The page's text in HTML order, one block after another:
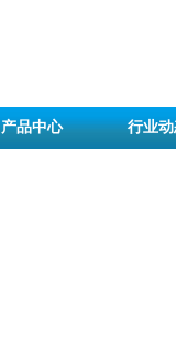
产品中心 行业